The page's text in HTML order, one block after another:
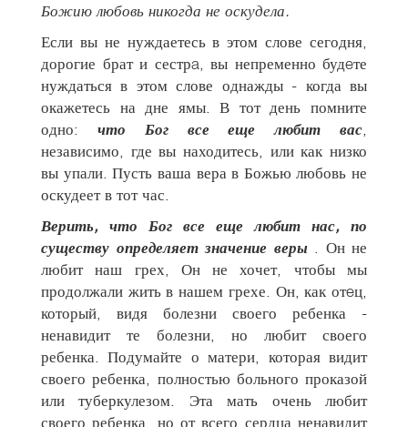
Божию любовь никогда не оскудела.
Если вы не нуждаетесь в этом слове сегодня,
дорогие брат и сестрa, вы непременно будeте
нуждаться в этом слове однажды - когда вы
окажетесь на дне ямы. В тот день помните
одно: что Бог все еще любит вас
независимо, где вы находитесь, или как низко
вы упали. Пусть ваша вера в Божью любовь не
оскудеет в тот час.
Верить, что Бог все еще любит нас, по
существу определяет значение веры
. Он не
любит наш грех, Он не хочет, чтобы мы
продолжали жить в нашем грехе. Он, как отeц,
который, видя болезни своего ребенка -
ненавидит те болезни, но любит своего
ребенка. Подумайте о матери, которая видит
своего ребенка, полностью больного проказой
или туберкулезом. Эта мать очень любит
своего ребенка, но от всего сердца ненавидит